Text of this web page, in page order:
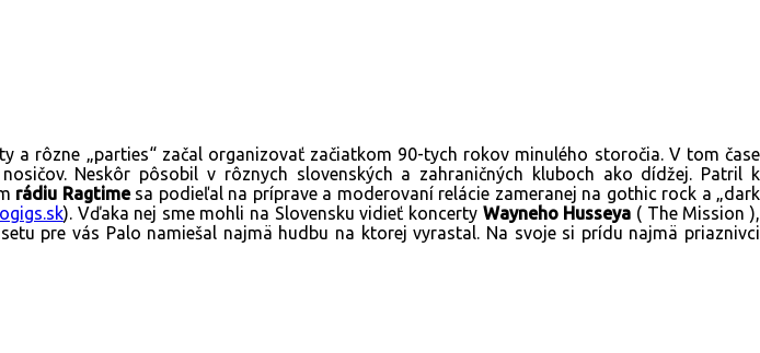
a rôzne „parties“ začal organizovať začiatkom 90-tych rokov minulého storočia. V tom čase
Neskôr pôsobil v rôznych slovenských a zahraničných kluboch ako dídžej. Patril k
rádiu Ragtimesa podieľal na príprave a moderovaní relácie zameranej na gothic rock a „dark
). Vďaka nej sme mohli na Slovensku vidieť koncerty Wayneho Husseya ( The Mission ),
pre vás Palo namiešal najmä hudbu na ktorej vyrastal. Na svoje si prídu najmä priaznivci